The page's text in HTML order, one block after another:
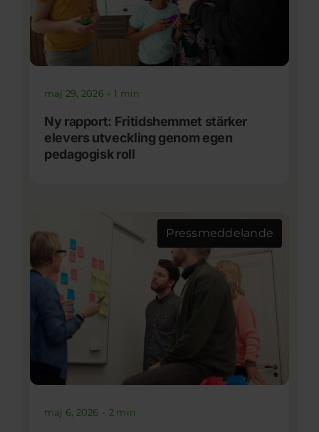
maj 29, 2026 • 1 min
Ny rapport: Fritidshemmet stärker
elevers utveckling genom egen
pedagogisk roll
Pressmeddelande
maj 6, 2026 • 2 min